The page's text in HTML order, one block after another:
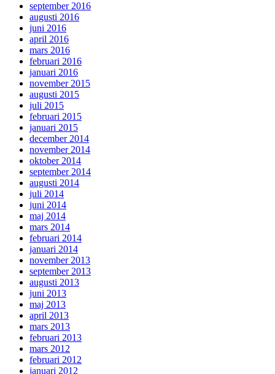
september 2016
augusti 2016
juni 2016
april 2016
mars 2016
februari 2016
januari 2016
november 2015
augusti 2015
juli 2015
februari 2015
januari 2015
december 2014
november 2014
oktober 2014
september 2014
augusti 2014
juli 2014
juni 2014
maj 2014
mars 2014
februari 2014
januari 2014
november 2013
september 2013
augusti 2013
juni 2013
maj 2013
april 2013
mars 2013
februari 2013
mars 2012
februari 2012
januari 2012